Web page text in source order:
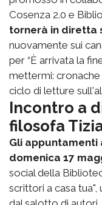
Cosenza 2.0 e
tornerà in diretta
nuovamente sui
per “È arrivata la
mettermi: cronache
ciclo di letture
Incontro a
filosofa
Gli appuntamenti
domenica 17
social della
scrittori a casa